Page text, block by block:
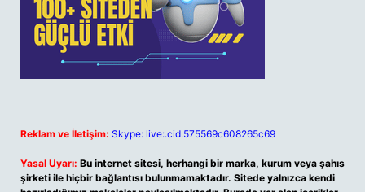
Reklam ve İletişim: Skype: live:.cid.575569c608265c69
Yasal Uyarı: Bu internet sitesi, herhangi bir marka, kurum veya şahıs
şirketi ile hiçbir bağlantısı bulunmamaktadır. Sitede yalnızca kendi